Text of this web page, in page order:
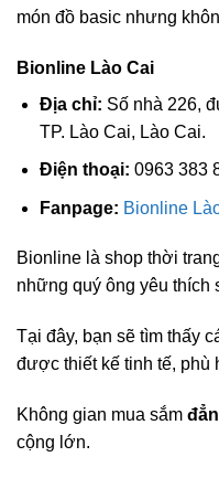
món đồ basic nhưng
Bionline Lào Cai
Địa chỉ: Số nhà 226,
TP. Lào Cai, Lào Cai.
Điện thoại: 0963 383
Fanpage: Bionline
Bionline là shop thời
những quý ông yêu thích
Tại đây, bạn sẽ tìm thấy
được thiết kế tinh tế, phù
Không gian mua sắm
cộng lớn.